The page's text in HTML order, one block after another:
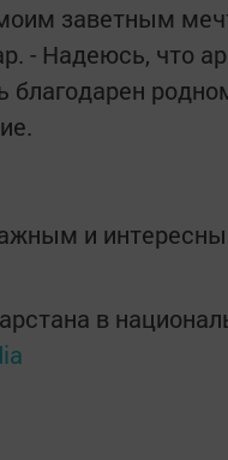
заветным
- Надеюсь, что
и
в